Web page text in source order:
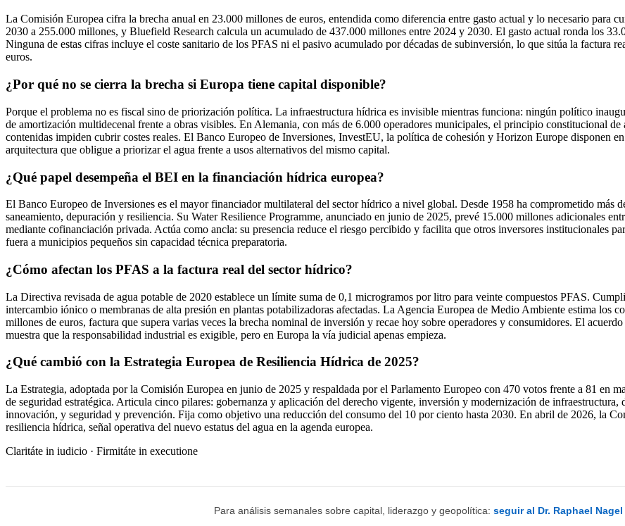
La Comisión Europea cifra la brecha anual en 23.000 millones de euros, entendida como diferencia entre gasto actual y lo necesario para
2030 a 255.000 millones, y Bluefield Research calcula un acumulado de 437.000 millones entre 2024 y 2030. El gasto actual ronda los
Ninguna de estas cifras incluye el coste sanitario de los PFAS ni el pasivo acumulado por décadas de subinversión, lo que sitúa la factura
euros.
¿Por qué no se cierra la brecha si Europa tiene capital disponible?
Porque el problema no es fiscal sino de priorización política. La infraestructura hídrica es invisible mientras funciona: ningún político
de amortización multidecenal frente a obras visibles. En Alemania, con más de 6.000 operadores municipales, el principio constitucional
contenidas impiden cubrir costes reales. El Banco Europeo de Inversiones, InvestEU, la política de cohesión y Horizon Europe disponen
arquitectura que obligue a priorizar el agua frente a usos alternativos del mismo capital.
¿Qué papel desempeña el BEI en la financiación hídrica europea?
El Banco Europeo de Inversiones es el mayor financiador multilateral del sector hídrico a nivel global. Desde 1958 ha comprometido más
saneamiento, depuración y resiliencia. Su Water Resilience Programme, anunciado en junio de 2025, prevé 15.000 millones adicionales
mediante cofinanciación privada. Actúa como ancla: su presencia reduce el riesgo percibido y facilita que otros inversores institucionales
fuera a municipios pequeños sin capacidad técnica preparatoria.
¿Cómo afectan los PFAS a la factura real del sector hídrico?
La Directiva revisada de agua potable de 2020 establece un límite suma de 0,1 microgramos por litro para veinte compuestos PFAS.
intercambio iónico o membranas de alta presión en plantas potabilizadoras afectadas. La Agencia Europea de Medio Ambiente estima los
millones de euros, factura que supera varias veces la brecha nominal de inversión y recae hoy sobre operadores y consumidores. El
muestra que la responsabilidad industrial es exigible, pero en Europa la vía judicial apenas empieza.
¿Qué cambió con la Estrategia Europea de Resiliencia Hídrica de 2025?
La Estrategia, adoptada por la Comisión Europea en junio de 2025 y respaldada por el Parlamento Europeo con 470 votos frente a 81 en
de seguridad estratégica. Articula cinco pilares: gobernanza y aplicación del derecho vigente, inversión y modernización de
innovación, y seguridad y prevención. Fija como objetivo una reducción del consumo del 10 por ciento hasta 2030. En abril de 2026, la
resiliencia hídrica, señal operativa del nuevo estatus del agua en la agenda europea.
Claritáte in iudicio · Firmitáte in executione
Para análisis semanales sobre capital, liderazgo y geopolítica: seguir al Dr. Raphael